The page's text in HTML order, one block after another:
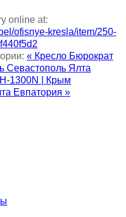
online at:
ofisnye-kresla/item/250-
« Кресло Бюрократ
Севастополь Ялта
1300N | Крым
Евпатория »